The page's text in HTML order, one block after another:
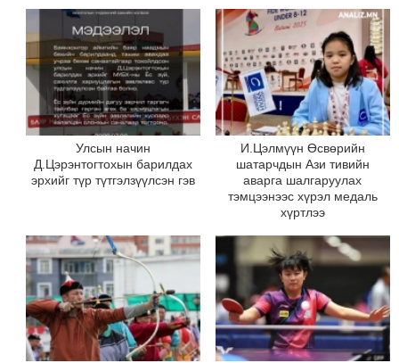
Улсын начин
Д.Цэрэнтогтохын барилдах
эрхийг түр түтгэлзүүлсэн гэв
И.Цэлмүүн Өсвөрийн
шатарчдын Ази тивийн
аварга шалгаруулах
тэмцээнээс хүрэл медаль
хүртлээ